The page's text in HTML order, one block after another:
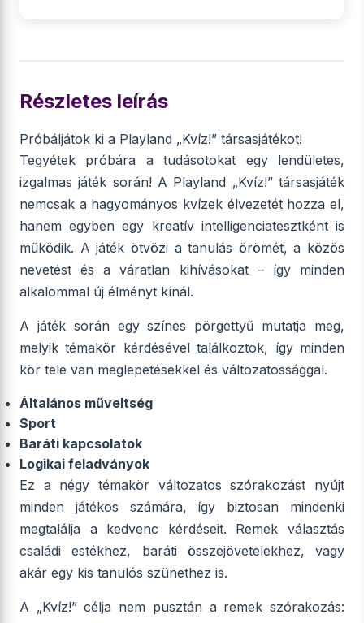
Részletes leírás
Próbáljátok ki a Playland „Kvíz!” társasjátékot!
Tegyétek próbára a tudásotokat egy lendületes,
izgalmas játék során! A Playland „Kvíz!” társasjáték
nemcsak a hagyományos kvízek élvezetét hozza el,
hanem egyben egy kreatív intelligenciatesztként is
működik. A játék ötvözi a tanulás örömét, a közös
nevetést és a váratlan kihívásokat – így minden
alkalommal új élményt kínál.
A játék során egy színes pörgettyű mutatja meg,
melyik témakör kérdésével találkoztok, így minden
kör tele van meglepetésekkel és változatossággal.
Általános műveltség
Sport
Baráti kapcsolatok
Logikai feladványok
Ez a négy témakör változatos szórakozást nyújt
minden játékos számára, így biztosan mindenki
megtalálja a kedvenc kérdéseit. Remek választás
családi estékhez, baráti összejövetelekhez, vagy
akár egy kis tanulós szünethez is.
A „Kvíz!” célja nem pusztán a remek szórakozás: